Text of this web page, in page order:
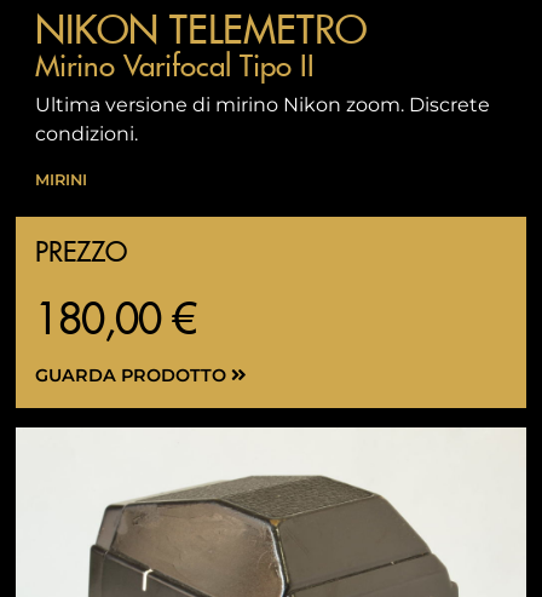
NIKON TELEMETRO
Mirino Varifocal Tipo II
Ultima versione di mirino Nikon zoom. Discrete
condizioni.
MIRINI
PREZZO
180,00 €
GUARDA PRODOTTO